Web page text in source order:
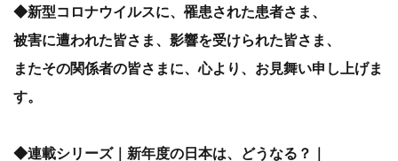
◆新型コロナウイルスに、罹患された患者さま、
被害に遭われた皆さま、影響を受けられた皆さま、
またその関係者の皆さまに、心より、お見舞い申し上げま
す。
◆連載シリーズ｜新年度の日本は、どうなる？｜